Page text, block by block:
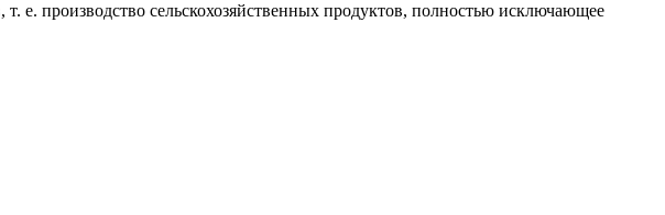
е. производство сельскохозяйственных продуктов, полностью исключающее